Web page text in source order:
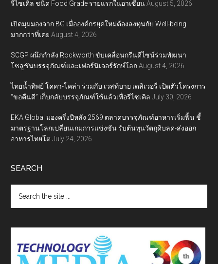
รีไซเคิล ชนิด Food Grade รายแรกในอาเซียน August 5, 2026
เปิดมุมมองจาก BG เมื่อองค์กรยุคใหม่ต้องลงทุนกับ Well-being
มากกว่าที่เคย August 4, 2026
SCGP ผนึกกำลัง Rockworth ขับเคลื่อนกรีนดีไซน์ร่วมพัฒนา
โซลูชันบรรจุภัณฑ์และเฟอร์นิเจอร์รักษ์โลก August 4, 2026
ไทยน้ำทิพย์ โคคา-โคล่า ร่วมกับ เวสท์บาย เดลิเวอรี่ เปิดตัวโครงการ
“ขอคืนดี” เก็บกลับบรรจุภัณฑ์ใช้แล้วเพื่อรีไซเคิล July 30, 2026
EKA Global มองครึ่งปีหลัง 2569 ตลาดบรรจุภัณฑ์อาหารเริ่มฟื้น ชี้
มาตรฐานโลกเปลี่ยนเกมการแข่งขัน รับต้นทุนวัตถุดิบลด-ส่งออก
อาหารไทยโต July 24, 2026
SEARCH
the